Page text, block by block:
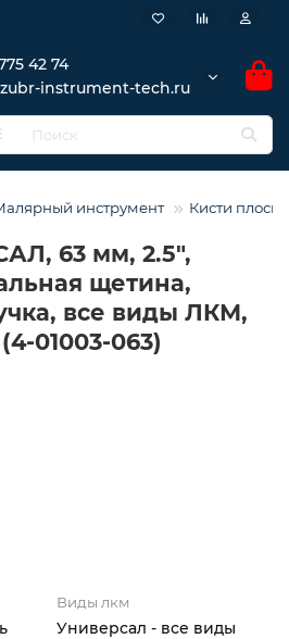
42 74
instrument-tech.ru
инструмент Кисти
63 мм, 2.5″,
щетина,
все виды ЛКМ,
01003-063)
Виды лкм
Универсал - все виды